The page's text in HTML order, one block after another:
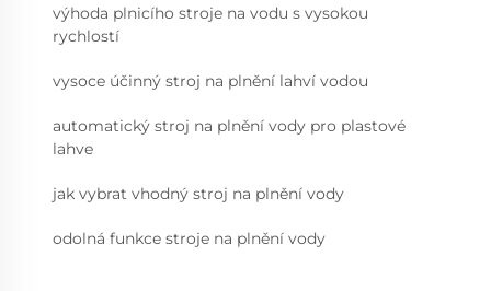
výhoda plnicího stroje na vodu s vysokou
rychlostí
vysoce účinný stroj na plnění lahví vodou
automatický stroj na plnění vody pro plastové
lahve
jak vybrat vhodný stroj na plnění vody
odolná funkce stroje na plnění vody